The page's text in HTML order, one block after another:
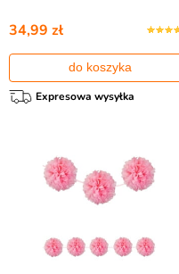
34,99 zł
do koszyka
Expresowa wysyłka